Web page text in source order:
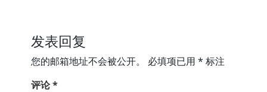
发表回复
您的邮箱地址不会被公开。 必填项已用 * 标注
评论*